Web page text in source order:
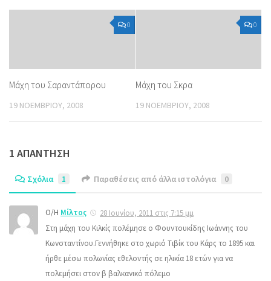
0
Μάχη του Σαραντάπορου
19 ΝΟΕΜΒΡΊΟΥ, 2008
0
Μάχη του Σκρα
19 ΝΟΕΜΒΡΊΟΥ, 2008
1 ΑΠΆΝΤΗΣΗ
Σχόλια 1 Παραθέσεις από άλλα ιστολόγια 0
Ο/Η Μίλτος
28 Ιουνίου, 2011 στις 7:15 μμ
Στη μάχη του Κιλκίς πολέμησε ο Φουντουκίδης Ιωάννης του
Κωνσταντίνου.Γεννήθηκε στο χωριό Τιβίκ του Κάρς το 1895 και
ήρθε μέσω πολωνίας εθελοντής σε ηλικία 18 ετών για να
πολεμήσει στον β βαλκανικό πόλεμο